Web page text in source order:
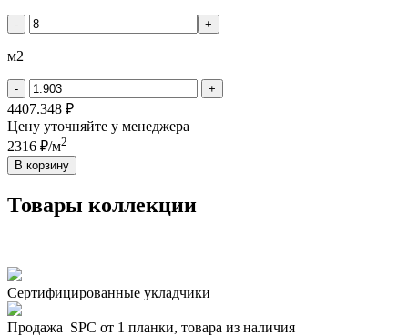
BASS
TIMO
- +
м2
- +
4407.348 ₽
Цену уточняйте у менеджера
2316 ₽/м2
В корзину
Товары коллекции
Сертифицированные укладчики
Продажа SPC от 1 планки, товара из наличия